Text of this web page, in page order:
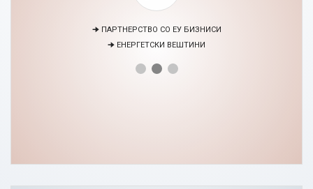
🠊 ПАРТНЕРСТВО СО ЕУ БИЗНИСИ
🠊 ЕНЕРГЕТСКИ ВЕШТИНИ